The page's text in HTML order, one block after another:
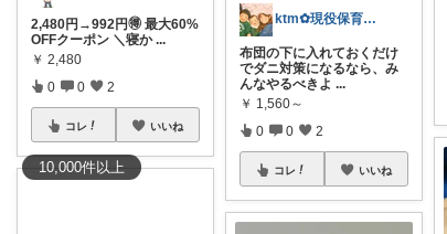
10,000件以上
2,480円→992円🉐 最大60%
OFFクーポン ＼寝か ...
￥ 2,480
0 0 2
コレ いいね
ktm✿︎現役保育士＆2児のママ✧︎*。
布団の下に入れておくだけ
でダニ対策になるなら、み
んなやるべきよ ...
￥ 1,560～
0 0 2
コレ いいね